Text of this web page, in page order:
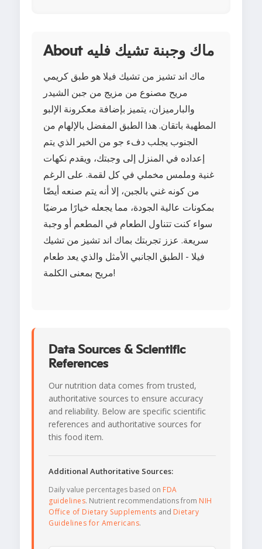
About ماك وجبنة تشيك فليه
ماك اند تشيز من تشيك فيلا هو طبق كريمي
مريح مصنوع من مزيج من جبن الشيدر
والبارميزان، يتميز بإضافة معكرونة الإلبو
المطهية باتقان. هذا الطبق المفضل بالإلهام من
الجنوب يجلب دفء جو من الخير الذي يتم
إعداده في المنزل إلى وجبتك، ويقدم نكهات
غنية وملمس مخملي في كل لقمة. على الرغم
من كونه غني بالجبن، إلا أنه يتم صنعه أيضًا
بمكونات عالية الجودة، مما يجعله خيارًا مرضيًا
سواء كنت تتناول الطعام في المطعم أو وجبة
سريعة. عزز تجربتك بماك اند تشيز من تشيك
فيلا - الطبق الجانبي الأمثل والذي يعد طعام
مريح بمعنى الكلمة!
Data Sources & Scientific
References
Our nutrition data comes from trusted,
authoritative sources to ensure accuracy
and reliability. Below are specific scientific
references and authoritative sources for
this food item.
Additional Authoritative Sources:
Daily value percentages based on FDA
guidelines. Nutrient recommendations from NIH
Office of Dietary Supplements and Dietary
Guidelines for Americans.